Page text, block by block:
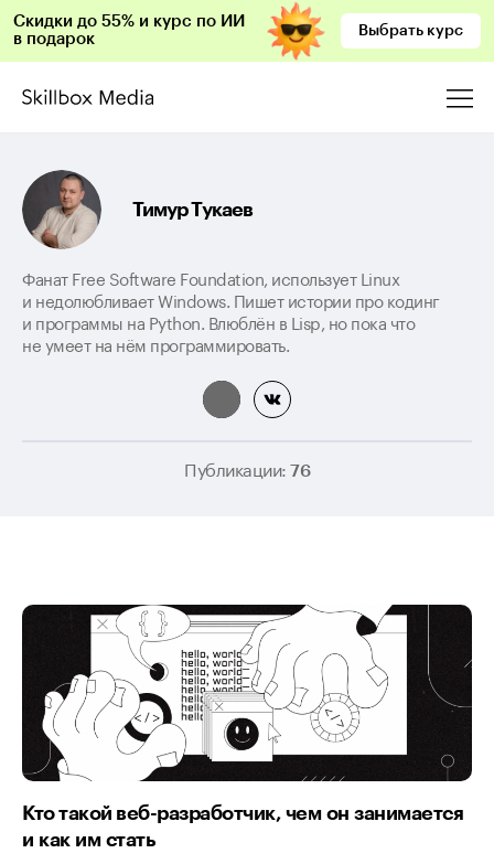
Скидки до 55% и курс по ИИ
в подарок
Выбрать курс
Тимур Тукаев
Фанат Free Software Foundation, использует Linux
и недолюбливает Windows. Пишет истории про кодинг
и программы на Python. Влюблён в Lisp, но пока что
не умеет на нём программировать.
Публикации: 76
Кто такой веб-разработчик, чем он занимается
и как им стать